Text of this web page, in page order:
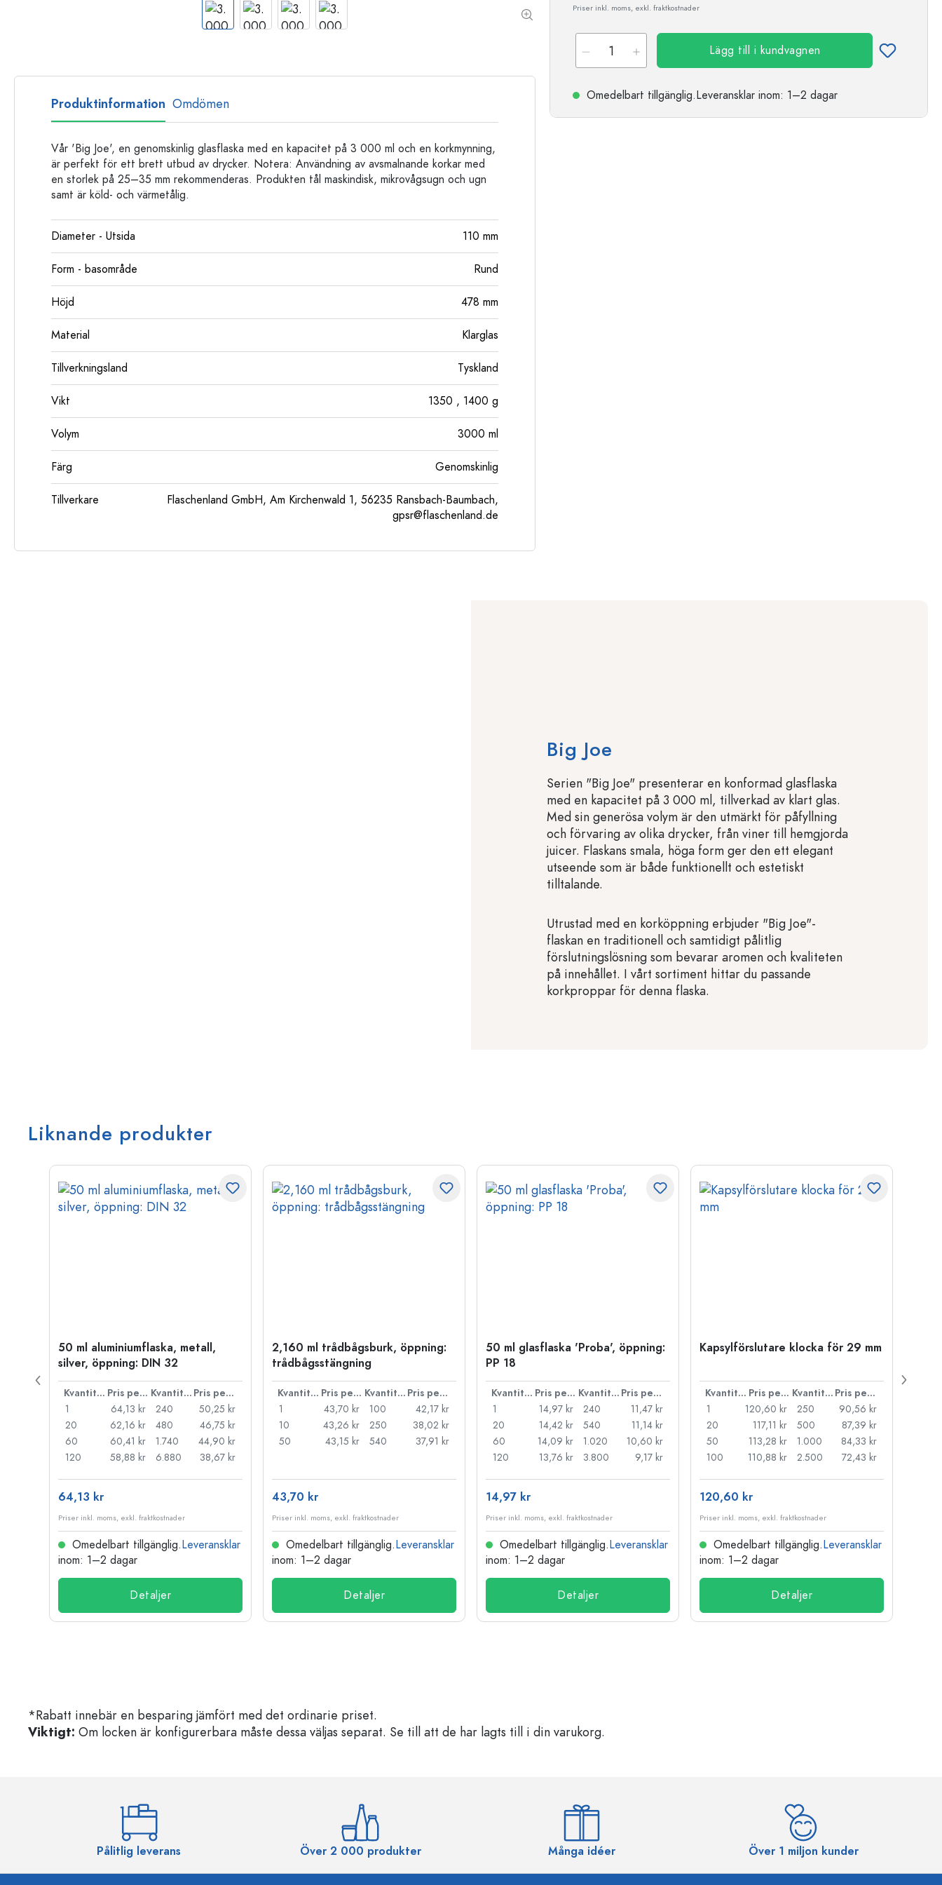
Glasflaskor
Plastflaskor
Priser inkl. moms, exkl. fraktkostnader
Lägg till i kundvagnen
Omedelbart tillgänglig.Leveransklar inom: 1–2 dagar
Produktinformation Omdömen
Vår 'Big Joe', en genomskinlig glasflaska med en kapacitet på 3 000 ml och en korkmynning,
är perfekt för ett brett utbud av drycker. Notera: Användning av avsmalnande korkar med
en storlek på 25–35 mm rekommenderas. Produkten tål maskindisk, mikrovågsugn och ugn
samt är köld- och värmetålig.
Diameter - Utsida 110 mm
Form - basområde Rund
Höjd 478 mm
Material Klarglas
Tillverkningsland Tyskland
Vikt 1350 , 1400 g
Volym 3000 ml
Färg Genomskinlig
Tillverkare
Flaschenland GmbH, Am Kirchenwald 1, 56235 Ransbach-Baumbach,
gpsr@flaschenland.de
Big Joe
Serien "Big Joe" presenterar en konformad glasflaska
med en kapacitet på 3 000 ml, tillverkad av klart glas.
Med sin generösa volym är den utmärkt för påfyllning
och förvaring av olika drycker, från viner till hemgjorda
juicer. Flaskans smala, höga form ger den ett elegant
utseende som är både funktionellt och estetiskt
tilltalande.
Utrustad med en korköppning erbjuder "Big Joe"-
flaskan en traditionell och samtidigt pålitlig
förslutningslösning som bevarar aromen och kvaliteten
på innehållet. I vårt sortiment hittar du passande
korkproppar för denna flaska.
Liknande produkter
50 ml aluminiumflaska, metall,
silver, öppning: DIN 32
Kvantitet Pris per styck Kvantitet
Pris per styck
1
64,13 kr
20
62,16 kr
60
60,41 kr
120
58,88 kr
240
50,25 kr
480
46,75 kr
1.740
44,90 kr
6.880
38,67 kr
64,13 kr
Priser inkl. moms, exkl. fraktkostnader
Omedelbart tillgänglig.Leveransklar
inom: 1–2 dagar
Detaljer
2,160 ml trådbågsburk, öppning:
trådbågsstängning
Kvantitet Pris per styck Kvantitet
Pris per styck
1
43,70 kr
10
43,26 kr
50
43,15 kr
100
42,17 kr
250
38,02 kr
540
37,91 kr
43,70 kr
Priser inkl. moms, exkl. fraktkostnader
Omedelbart tillgänglig.Leveransklar
inom: 1–2 dagar
Detaljer
50 ml glasflaska 'Proba', öppning:
PP 18
Kvantitet Pris per styck Kvantitet
Pris per styck
1
14,97 kr
20
14,42 kr
60
14,09 kr
120
13,76 kr
240
11,47 kr
540
11,14 kr
1.020
10,60 kr
3.800
9,17 kr
14,97 kr
Priser inkl. moms, exkl. fraktkostnader
Omedelbart tillgänglig.Leveransklar
inom: 1–2 dagar
Detaljer
Kapsylförslutare klocka för 29 mm
Kvantitet Pris per styck Kvantitet
Pris per styck
1
120,60 kr
20
117,11 kr
50
113,28 kr
100
110,88 kr
250
90,56 kr
500
87,39 kr
1.000
84,33 kr
2.500
72,43 kr
120,60 kr
Priser inkl. moms, exkl. fraktkostnader
Omedelbart tillgänglig.Leveransklar
inom: 1–2 dagar
Detaljer
*Rabatt innebär en besparing jämfört med det ordinarie priset.
Viktigt: Om locken är konfigurerbara måste dessa väljas separat. Se till att de har lagts till i din varukorg.
Pålitlig leverans Över 2 000 produkter Många idéer Över 1 miljon kunder